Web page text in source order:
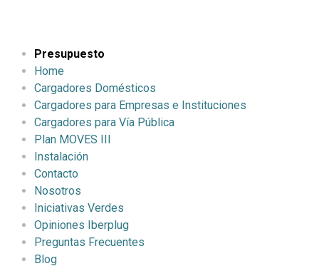
Presupuesto
Home
Cargadores Domésticos
Cargadores para Empresas e Instituciones
Cargadores para Vía Pública
Plan MOVES III
Instalación
Contacto
Nosotros
Iniciativas Verdes
Opiniones Iberplug
Preguntas Frecuentes
Blog